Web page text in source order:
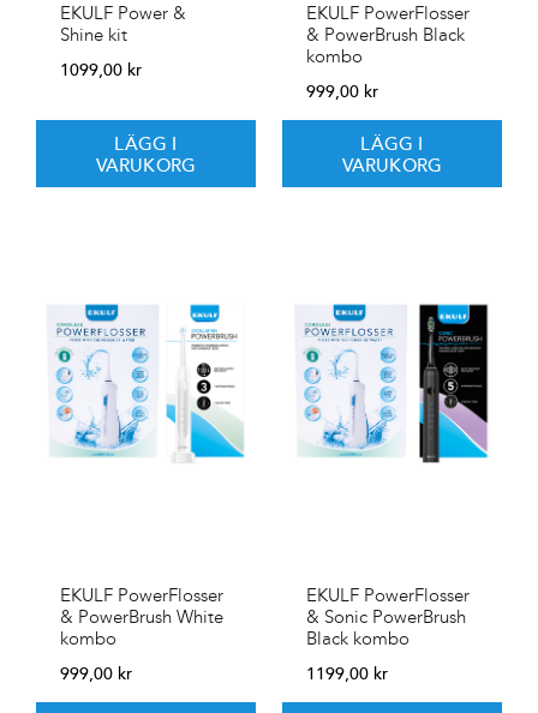
EKULF Power &
Shine kit
1099,00 kr
LÄGG I
VARUKORG
EKULF PowerFlosser
& PowerBrush Black
kombo
999,00 kr
LÄGG I
VARUKORG
EKULF PowerFlosser
& PowerBrush White
kombo
999,00 kr
EKULF PowerFlosser
& Sonic PowerBrush
Black kombo
1199,00 kr